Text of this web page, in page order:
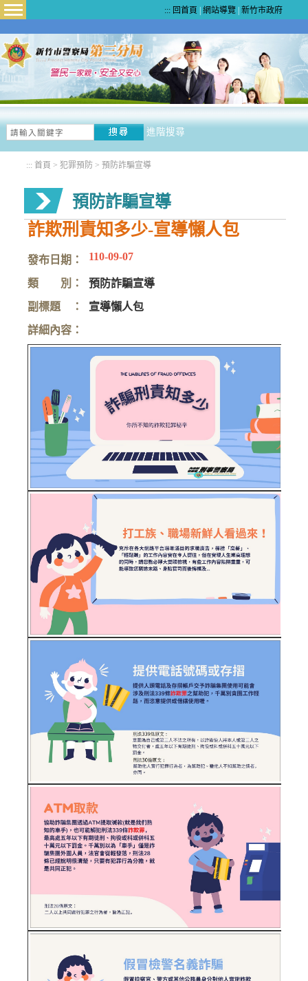
::: 回首頁 網站導覽| 新竹市政府
Menu 進階搜尋
::: 首頁 > 犯罪預防 > 預防詐騙宣導
預防詐騙宣導
詐欺刑責知多少-宣導懶人包
發布日期： 110-09-07
類 別：
預防詐騙宣導
副標題 ：
宣導懶人包
詳細內容：